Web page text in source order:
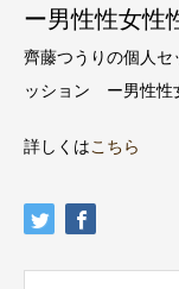
ー男性性女性
齊藤つうりの個人
ッション ー男性性
詳しくはこちら